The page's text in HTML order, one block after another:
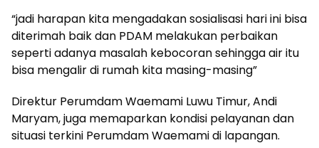
“jadi harapan kita mengadakan sosialisasi hari ini bisa
diterimah baik dan PDAM melakukan perbaikan
seperti adanya masalah kebocoran sehingga air itu
bisa mengalir di rumah kita masing-masing”
Direktur Perumdam Waemami Luwu Timur, Andi
Maryam, juga memaparkan kondisi pelayanan dan
situasi terkini Perumdam Waemami di lapangan.